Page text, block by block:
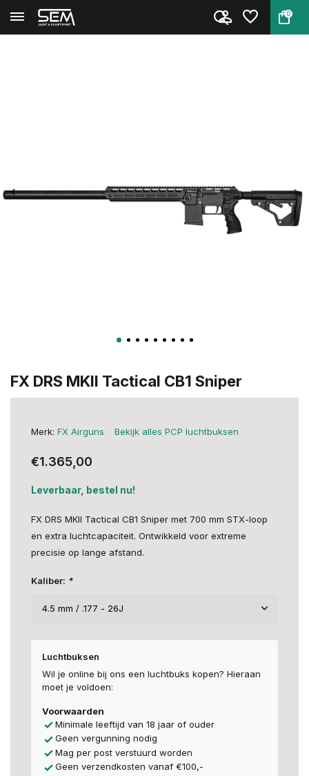
0
Terug Home FX DRS MKII Tactical CB1 Snipe...
FX DRS MKII Tactical CB1 Sniper
Merk: FX Airguns Bekijk alles PCP luchtbuksen
€1.365,00
Leverbaar, bestel nu!
FX DRS MKII Tactical CB1 Sniper met 700 mm STX-loop
en extra luchtcapaciteit. Ontwikkeld voor extreme
precisie op lange afstand.
Kaliber: *
Luchtbuksen
Wil je online bij ons een luchtbuks kopen? Hieraan
moet je voldoen:
Voorwaarden
Minimale leeftijd van 18 jaar of ouder
Geen vergunning nodig
Mag per post verstuurd worden
Geen verzendkosten vanaf €100,-